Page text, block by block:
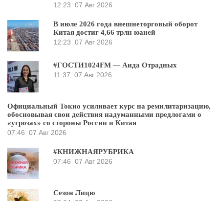
12:23 07 Авг 2026
В июле 2026 года внешнеторговый оборот
Китая достиг 4,66 трлн юаней
12:23 07 Авг 2026
#ГОСТИ1024FM — Аида Отрадных
11:37 07 Авг 2026
Официальный Токио усиливает курс на ремилитаризацию,
обосновывая свои действия надуманными предлогами о
«угрозах» со стороны России и Китая
07:46 07 Авг 2026
#КНИЖНАЯРУБРИКА
07:46 07 Авг 2026
Сезон Лицю